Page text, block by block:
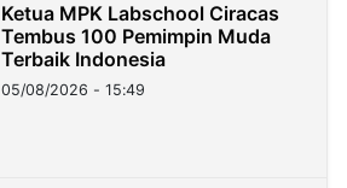
Ketua MPK Labschool Ciracas
Tembus 100 Pemimpin Muda
Terbaik Indonesia
05/08/2026 - 15:49